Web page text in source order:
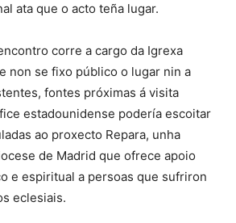
ata que o acto teña lugar.
corre a cargo da Igrexa
non se fixo público o lugar nin a
fontes próximas á visita
estadounidense podería escoitar
ao proxecto Repara, unha
de Madrid que ofrece apoio
e espiritual a persoas que sufriron
eclesiais.